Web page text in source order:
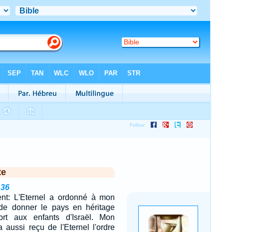
L'Eternel a ordonné à mon
donner le pays en héritage
aux enfants d'Israël. Mon
aussi reçu de l'Eternel l'ordre